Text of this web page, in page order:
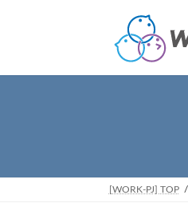
ツ
シ
[WORK-PJ] TOP